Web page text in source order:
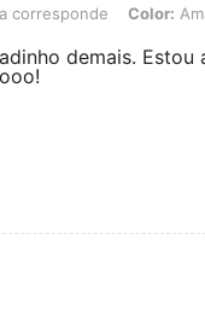
Color: Amarillo
corresponde Color:
demais. Estou